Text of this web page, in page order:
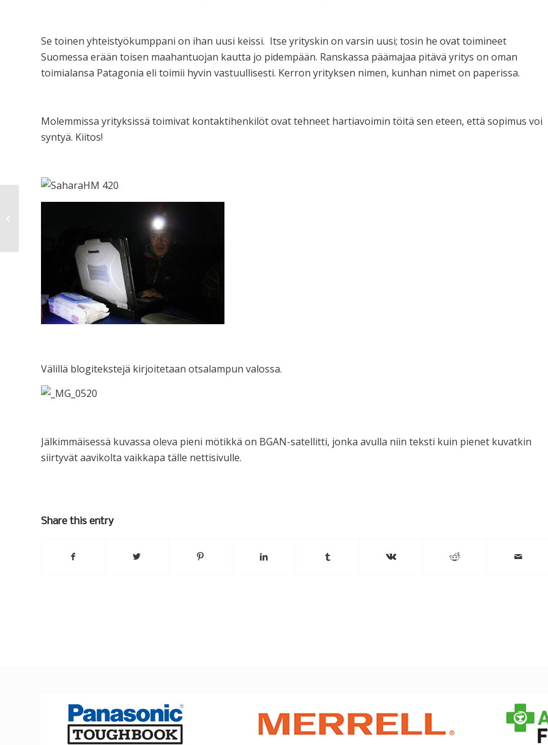
Se toinen yhteistyökumppani on ihan uusi keissi. Itse yrityskin on varsin uusi; tosin he ovat toimineet
Suomessa erään toisen maahantuojan kautta jo pidempään. Ranskassa päämajaa pitävä yritys on oman
toimialansa Patagonia eli toimii hyvin vastuullisesti. Kerron yrityksen nimen, kunhan nimet on paperissa.
Molemmissa yrityksissä toimivat kontaktihenkilöt ovat tehneet hartiavoimin töitä sen eteen, että sopimus voi
syntyä. Kiitos!
Välillä blogitekstejä kirjoitetaan otsalampun valossa.
Jälkimmäisessä kuvassa oleva pieni mötikkä on BGAN-satellitti, jonka avulla niin teksti kuin pienet kuvatkin
siirtyvät aavikolta vaikkapa tälle nettisivulle.
Share this entry